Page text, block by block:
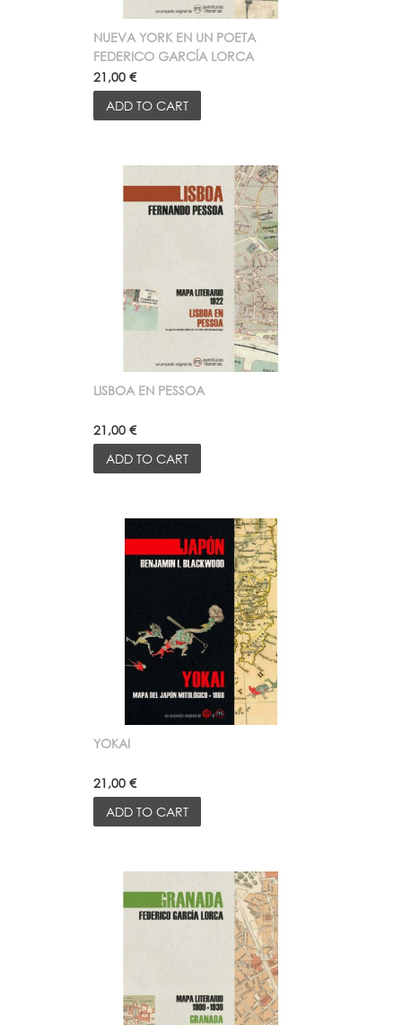
NUEVA YORK EN UN POETA
FEDERICO GARCÍA LORCA
21,00 €
ADD TO CART
LISBOA EN PESSOA
21,00 €
ADD TO CART
YOKAI
21,00 €
ADD TO CART